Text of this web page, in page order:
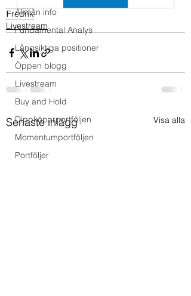
Allmän info
Fundamental Analys
Långsiktiga positioner
Öppen blogg
Livestream
Buy and Hold
Dippköparportföljen
Momentumportföljen
Portföljer
Fredrik
Livestream
Senaste inlägg Visa alla